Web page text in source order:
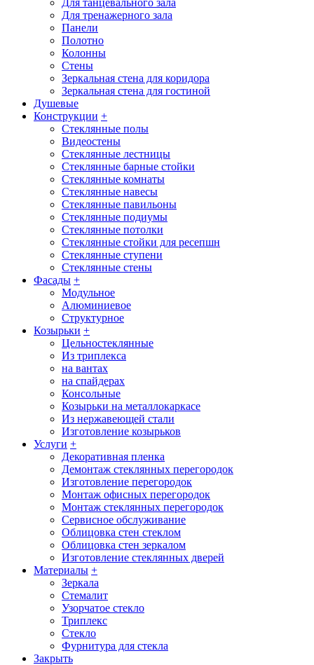
Для танцевального зала
Для тренажерного зала
Панели
Полотно
Колонны
Стены
Зеркальная стена для коридора
Зеркальная стена для гостиной
Душевые
Конструкции +
Стеклянные полы
Видеостены
Стеклянные лестницы
Стеклянные барные стойки
Стеклянные комнаты
Стеклянные навесы
Стеклянные павильоны
Стеклянные подиумы
Стеклянные потолки
Стеклянные стойки для ресепшн
Стеклянные ступени
Стеклянные стены
Фасады +
Модульное
Алюминиевое
Структурное
Козырьки +
Цельностеклянные
Из триплекса
на вантах
на спайдерах
Консольные
Козырьки на металлокаркасе
Из нержавеющей стали
Изготовление козырьков
Услуги +
Декоративная пленка
Демонтаж стеклянных перегородок
Изготовление перегородок
Монтаж офисных перегородок
Монтаж стеклянных перегородок
Сервисное обслуживание
Облицовка стен стеклом
Облицовка стен зеркалом
Изготовление стеклянных дверей
Материалы +
Зеркала
Стемалит
Узорчатое стекло
Триплекс
Стекло
Фурнитура для стекла
Закрыть